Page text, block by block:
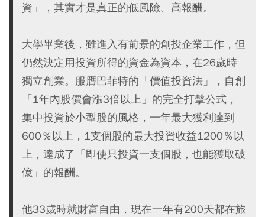
資」，其實才是真正的低風險、高報酬。
大學畢業後，雖進入有前景的創投企業工作，但
仍然決定用投資所得的資金為資本，在26歲時
獨立創業。服膺巴菲特的「價值投資法」，自創
「1年內股價會漲3倍以上」的完全打擊公式，
集中投資於小型股的風格，一年最大獲利達到
600％以上，1支個股的最大投資收益1200％以
上，達成了「即使只投資一支個股，也能獲取破
億」的報酬。
他33歲時就財富自由，現在一年有200天都在旅